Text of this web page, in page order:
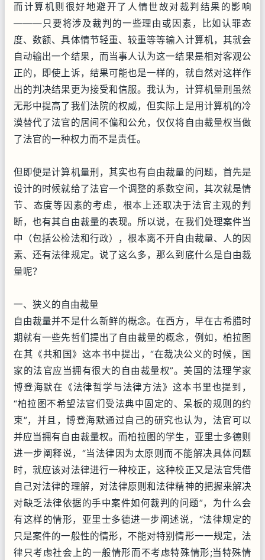
而计算机则很好地避开了人情世故对裁判结果的影响
———只要将涉及裁判的一些理由或因素，比如认罪态
度、数额、具体情节轻重、较重等等输入计算机，其就会
自动输出一个结果，而当事人认为这一结果是相对客观公
正的，即使上诉，结果可能也是一样的，就自然对这样作
出的判决结果更为接受和信服。我认为，计算机量刑虽然
无形中提高了我们法院的权威，但实际上是用计算机的冷
漠替代了法官的居间不偏和公允，仅仅将自由裁量权当做
了法官的一种权力而不是责任。
但即便是计算机量刑，其实也有自由裁量的问题，首先是
设计的时候就给了法官一个调整的系数空间，其次就是情
节、态度等因素的考虑，根本上还取决于法官主观的判
断，也有其自由裁量的表现。所以说，在我们处理案件当
中（包括公检法和行政），根本离不开自由裁量、人的因
素、还有法律规定。说了这么多，那么到底什么是自由裁
量呢？
一、狭义的自由裁量
自由裁量并不是什么新鲜的概念。在西方，早在古希腊时
期就有一些先哲们提出了自由裁量的概念，例如，柏拉图
在其《共和国》这本书中提出，“在裁决公义的时候，国
家的法官应当拥有很大的自由裁量权”。美国的法理学家
博登海默在《法律哲学与法律方法》这本书里也提到，
“柏拉图不希望法官们受法典中固定的、呆板的规则的约
束”，并且，博登海默通过自己的研究也认为，法官可以
并应当拥有自由裁量权。而柏拉图的学生，亚里士多德则
进一步阐释说，“当法律因为太原则而不能解决具体问题
时，就应该对法律进行一种校正，这种校正又是法官凭借
自己对法律的理解，对法律原则和法律精神的把握来解决
对缺乏法律依据的手中案件如何裁判的问题”，为什么会
有这样的情形，亚里士多德进一步阐述说，“法律规定的
只是案件的一般性的情形，不能对特别情形一一规定，法
律只考虑社会上的一般情形而不考虑特殊情形;当特殊情